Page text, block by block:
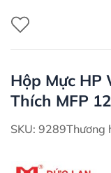
qua
Hộp Mực HP
Thích MFP
SKU: 9289Thương